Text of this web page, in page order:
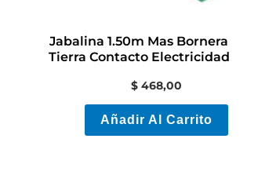
Jabalina 1.50m Mas Bornera
Tierra Contacto Electricidad
$ 468,00
Añadir Al Carrito